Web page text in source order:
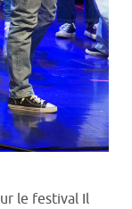
le festival Il